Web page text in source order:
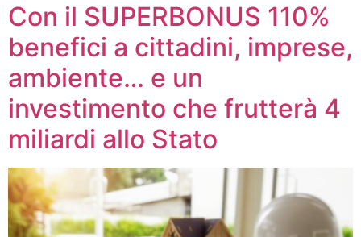
Con il SUPERBONUS 110%
benefici a cittadini, imprese,
ambiente… e un
investimento che frutterà 4
miliardi allo Stato